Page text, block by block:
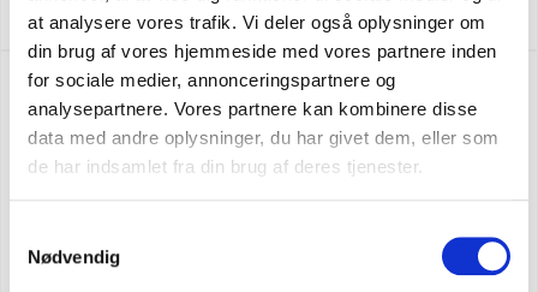
at analysere vores trafik. Vi deler også oplysninger om
din brug af vores hjemmeside med vores partnere inden
for sociale medier, annonceringspartnere og
analysepartnere. Vores partnere kan kombinere disse
data med andre oplysninger, du har givet dem, eller som
de har indsamlet fra din brug af deres tjenester.
Nødvendig
SEK 259,00
NY FÄRG